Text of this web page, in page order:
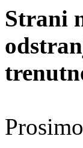
Strani